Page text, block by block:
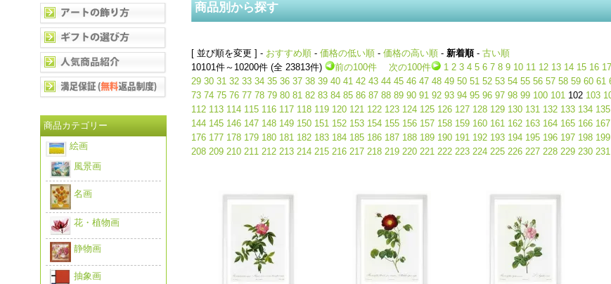
商品別から探す
[ 並び順を変更 ] - おすすめ順 - 価格の低い順 - 価格の高い順 - 新着順- 古い順
10101件～10200件 (全 23813件)
前の100件 次の100件 1 2 3 4 5 6 7 8 9 10 11 12 13 14 15 16 17
29 30 31 32 33 34 35 36 37 38 39 40 41 42 43 44 45 46 47 48 49 50 51 52 53 54 55 56 57 58 59 60 61
73 74 75 76 77 78 79 80 81 82 83 84 85 86 87 88 89 90 91 92 93 94 95 96 97 98 99 100 101 102 103
112 113 114 115 116 117 118 119 120 121 122 123 124 125 126 127 128 129 130 131 132 133 134 135
144 145 146 147 148 149 150 151 152 153 154 155 156 157 158 159 160 161 162 163 164 165 166 167
176 177 178 179 180 181 182 183 184 185 186 187 188 189 190 191 192 193 194 195 196 197 198 199
208 209 210 211 212 213 214 215 216 217 218 219 220 221 222 223 224 225 226 227 228 229 230 231
商品カテゴリー
絵画
風景画
名画
花・植物画
静物画
抽象画